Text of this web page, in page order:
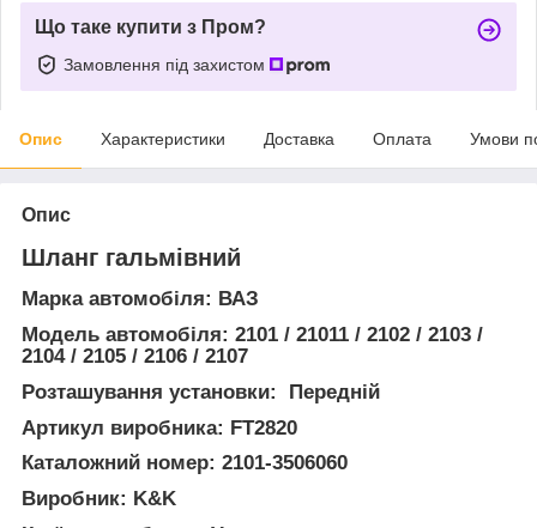
Що таке купити з Пром?
Замовлення під захистом
Опис Характеристики Доставка Оплата Умови
Опис
Шланг гальмівний
Марка автомобіля: ВАЗ
Модель автомобіля: 2101 / 21011 / 2102 / 2103 /
2104 / 2105 / 2106 / 2107
Розташування установки: Передній
Артикул виробника: FT2820
Каталожний номер: 2101-3506060
Виробник: K&K